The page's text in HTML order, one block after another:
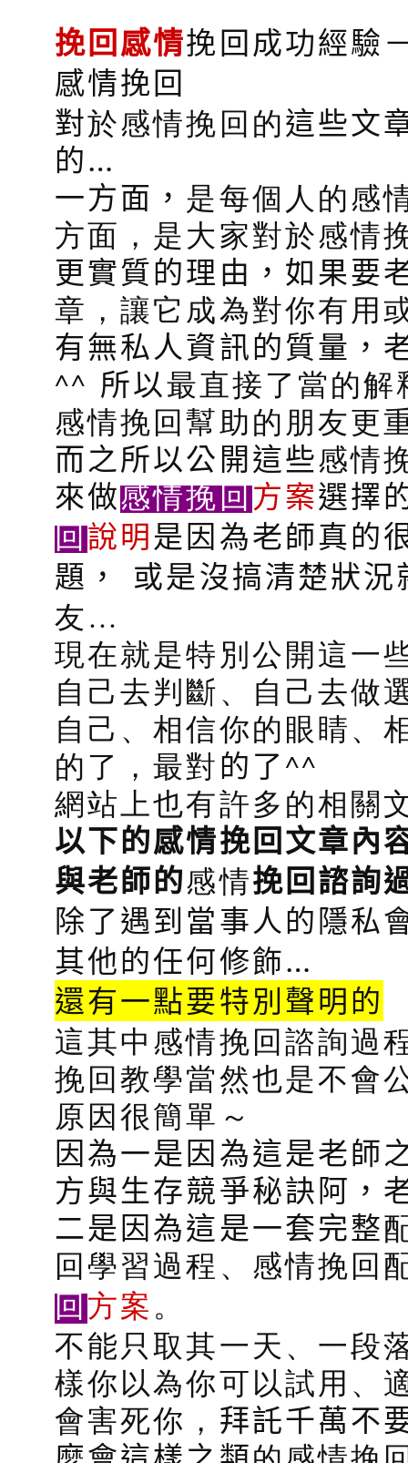
挽回感情挽回成功經驗
感情挽回
對於感情挽回的這些文
的…
一方面， 是每個人的感
方面，是大家對於感情
更實質的理由，如果要
章，讓它成為對你有用
有無私人資訊的質量，
^^ 所以最直接了當的
感情挽回幫助的朋友更
而之所以公開這些感情
來做感情挽回方案選擇
回說明是因為老師真的
題，
或是沒搞清楚狀況
友…
現在就是特別公開這一
自己去判斷、自己去做
自己、相信你的眼睛、
的了，最對的了^^
網站上也有許多的相關
以下的感情挽回文章內
與老師的感情挽回諮詢
除了遇到當事人的隱私
其他的任何修飾…
還有一點要特別聲明的
這其中感情挽回諮詢過
挽回教學當然也是不會
原因很簡單～
因為一是因為這是老師
方與生存競爭秘訣阿，
二是因為這是一套完整
回學習過程、感情挽回
回方案。
不能只取其一天、一段
樣你以為你可以試用、
會害死你， 拜託千萬不